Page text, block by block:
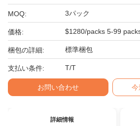
MOQ: 3パック
価格: $1280/packs 5-99
梱包の詳細: 標準梱包
支払い条件: T/T
お問い合わせ 今
詳細情報